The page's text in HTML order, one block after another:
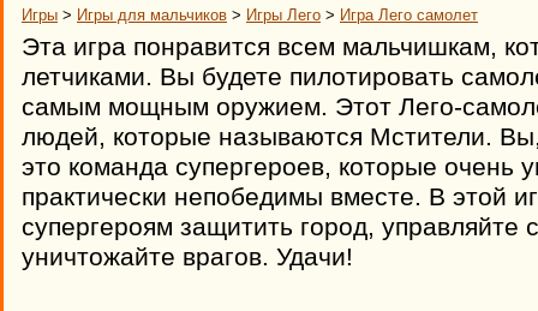
Игры > Игры для мальчиков > Игры Лего > Игра Лего самолет
Эта игра понравится всем мальчишкам,
летчиками. Вы будете пилотировать
самым мощным оружием. Этот Лего-
людей, которые называются Мстители.
это команда супергероев, которые очень
практически непобедимы вместе. В этой
супергероям защитить город,
уничтожайте врагов. Удачи!